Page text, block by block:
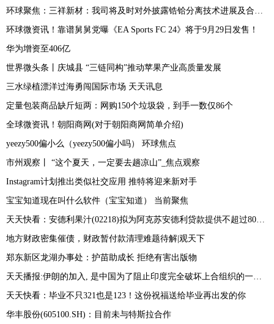
环球微资讯！靠谱舅舅党曝《EA Sports FC 24》将于9月29日发售！
华为增资至406亿
世界微头条丨庆城县 “三链同构”推动苹果产业高质量发展
三水绿植漂洋过海勇闯国际市场 天天讯息
定量包装商品缺斤短两：网购150个垃圾袋，到手一数仅86个
全球微资讯！朝阳商网(对于朝阳商网简单介绍)
yeezy500偏小么（yeezy500偏小吗） 环球焦点
市州观察丨 “这个夏天，一定要去趟凉山”_焦点观察
Instagram计划推出类似社交应用 推特将迎来新对手
宝宝知道现在叫什么软件（宝宝知道） 当前聚焦
地方财政密集催债，财政暂付款清理难题待解|观天下
郑东新区龙湖办事处：护苗助成长 拒绝有害出版物
天天快看：毕业不只321也是123！这份祝福送给毕业再出发的你
华丰股份(605100.SH)：目前未与特斯拉合作